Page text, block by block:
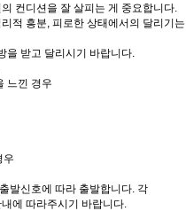
컨디션을 잘 살피는 게 중요합니다.
적 흥분, 피로한 상태에서의 달리기는
을 받고 달리시기 바랍니다.
느낀 경우
우
발신호에 따라 출발합니다. 각
에 따라주시기 바랍니다.